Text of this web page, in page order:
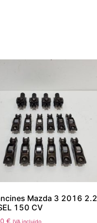
Mazda 3 2016 2.2
150 CV
€ IVA incluido